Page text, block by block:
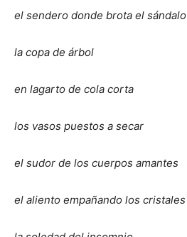
el sendero donde brota el sándalo
la copa de árbol
en lagarto de cola corta
los vasos puestos a secar
el sudor de los cuerpos amantes
el aliento empañando los cristales